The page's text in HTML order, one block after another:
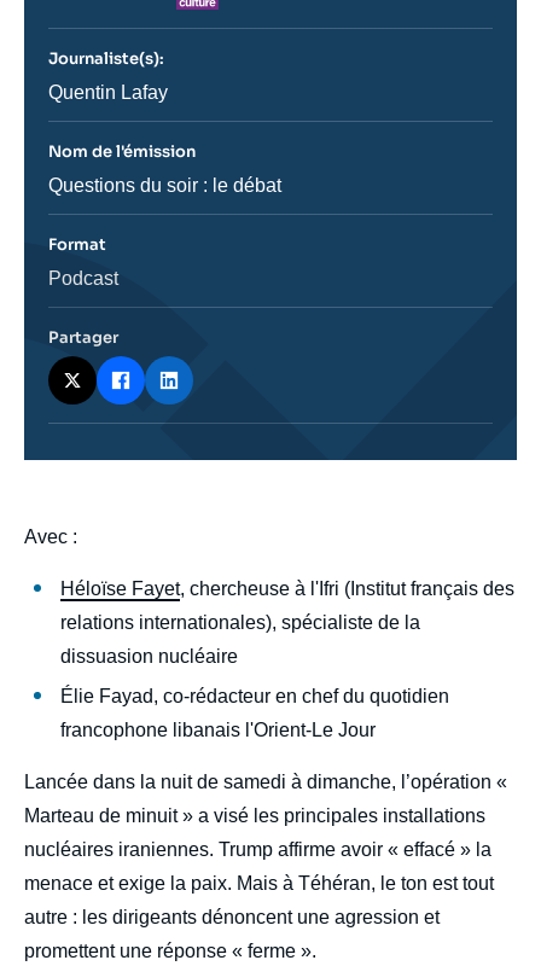
body
Avec :
Héloïse Fayet, chercheuse à l'Ifri (Institut français des
relations internationales), spécialiste de la
dissuasion nucléaire
Élie Fayad, co-rédacteur en chef du quotidien
francophone libanais l'Orient-Le Jour
Lancée dans la nuit de samedi à dimanche, l’opération «
Marteau de minuit » a visé les principales installations
nucléaires iraniennes. Trump affirme avoir « effacé » la
menace et exige la paix. Mais à Téhéran, le ton est tout
autre : les dirigeants dénoncent une agression et
promettent une réponse « ferme ».
journal,
ou
émission
Journaliste(s):
Journaliste
Quentin Lafay
Nom de l'émission
Nom
Questions du soir : le débat
Format
Catégorie
Podcast
Partager